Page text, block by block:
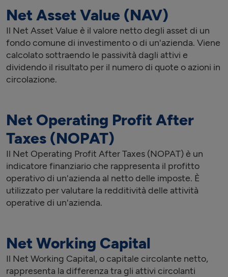
Net Asset Value (NAV)
Il Net Asset Value è il valore netto degli asset di un
fondo comune di investimento o di un'azienda. Viene
calcolato sottraendo le passività dagli attivi e
dividendo il risultato per il numero di quote o azioni in
circolazione.
Net Operating Profit After
Taxes (NOPAT)
Il Net Operating Profit After Taxes (NOPAT) è un
indicatore finanziario che rappresenta il profitto
operativo di un'azienda al netto delle imposte. È
utilizzato per valutare la redditività delle attività
operative di un'azienda.
Net Working Capital
Il Net Working Capital, o capitale circolante netto,
rappresenta la differenza tra gli attivi circolanti